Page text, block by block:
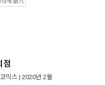
책 보기
점
믹스 | 2020년 2월